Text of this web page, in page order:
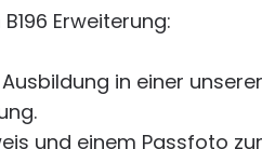
Erweiterung:
Ausbildung in einer
und einem Passfoto